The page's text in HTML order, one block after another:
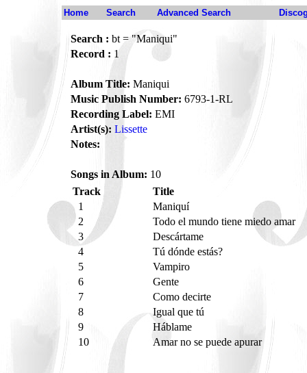
Home Search Advanced Search
Search : bt = "Maniqui"
Record : 1
Album Title: Maniqui
Music Publish Number: 6793-1-RL
Recording Label: EMI
Artist(s): Lissette
Notes:
Songs in Album: 10
Track
Title
1
Maniquí
2
Todo el mundo tiene miedo amar
3
Descártame
4
Tú dónde estás?
5
Vampiro
6
Gente
7
Como decirte
8
Igual que tú
9
Háblame
10
Amar no se puede apurar